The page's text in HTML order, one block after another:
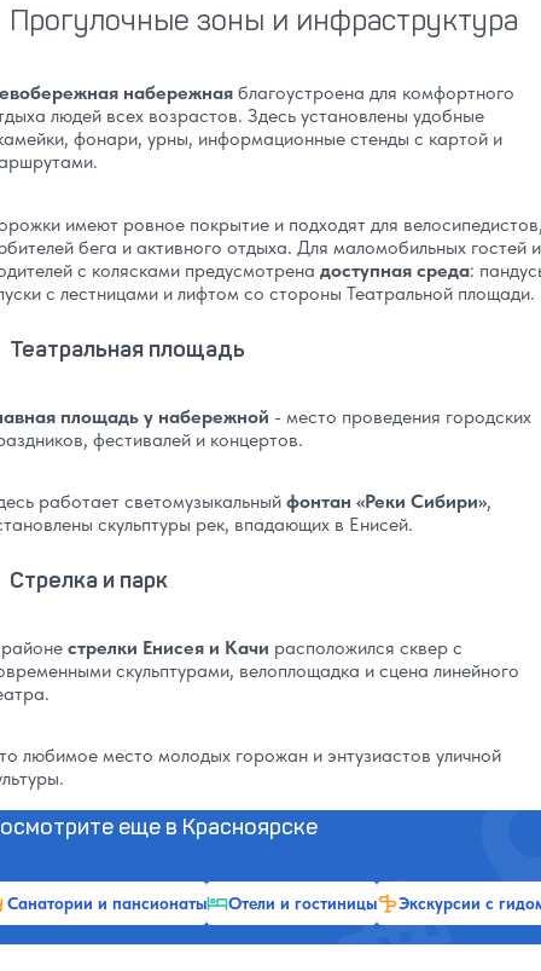
Прогулочные зоны и инфраструктура
набережная благоустроена для комфортного
людей всех возрастов. Здесь установлены удобные
фонари, урны, информационные стенды с картой и
имеют ровное покрытие и подходят для
бега и активного отдыха. Для маломобильных гостей и
с колясками предусмотрена доступная среда:
с лестницами и лифтом со стороны Театральной площади.
Театральная площадь
площадь у набережной - место проведения городских
фестивалей и концертов.
работает светомузыкальный фонтан «Реки Сибири»,
скульптуры рек, впадающих в Енисей.
Стрелка и парк
стрелки Енисея и Качи расположился сквер с
скульптурами, велоплощадка и сцена линейного
любимое место молодых горожан и энтузиастов уличной
еще в Красноярске
Санатории и пансионаты Отели и гостиницы Экскурсии с